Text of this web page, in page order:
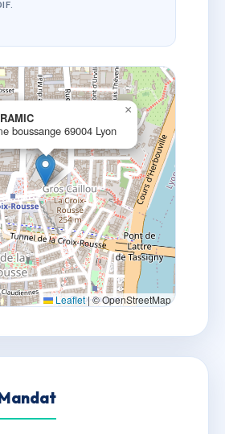
boussange 69004 Lyon
×
Leaflet|© OpenStreetMap